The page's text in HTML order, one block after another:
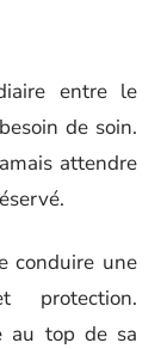
entre le
de soin.
attendre
conduire une
protection.
au top de sa